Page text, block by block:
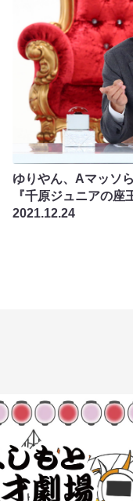
ゆりやん、Aマッソ
『千原ジュニアの
2021.12.24